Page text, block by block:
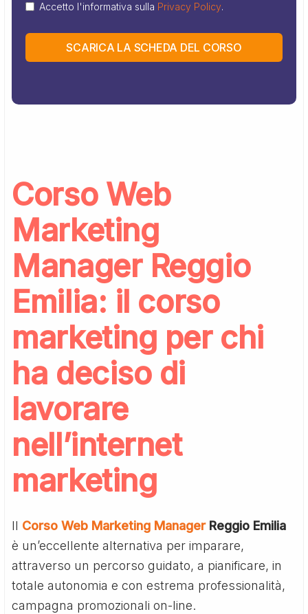
Accetto l'informativa sulla Privacy Policy.
SCARICA LA SCHEDA DEL CORSO
Corso Web
Marketing
Manager Reggio
Emilia: il corso
marketing per chi
ha deciso di
lavorare
nell’internet
marketing
Il Corso Web Marketing ManagerReggio Emilia
è un’eccellente alternativa per imparare,
attraverso un percorso guidato, a pianificare, in
totale autonomia e con estrema professionalità,
campagna promozionali on-line.